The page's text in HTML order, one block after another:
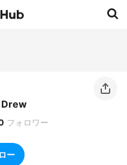
フォロワー
ー